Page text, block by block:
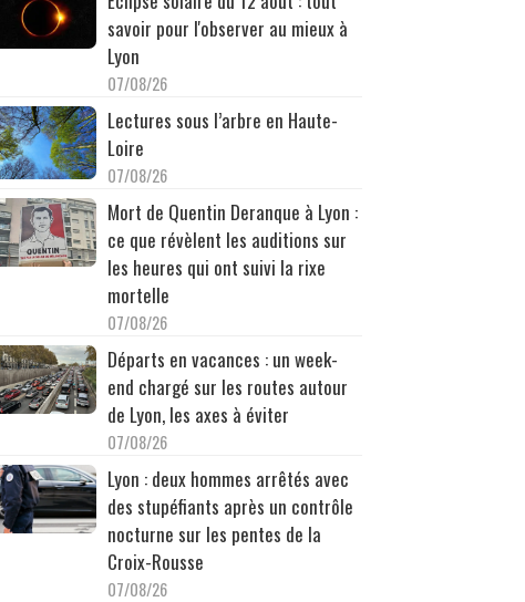
savoir pour l'observer au mieux à
Lyon
07/08/26
Lectures sous l’arbre en Haute-
Loire
07/08/26
Mort de Quentin Deranque à Lyon :
ce que révèlent les auditions sur
les heures qui ont suivi la rixe
mortelle
07/08/26
Départs en vacances : un week-
end chargé sur les routes autour
de Lyon, les axes à éviter
07/08/26
Lyon : deux hommes arrêtés avec
des stupéfiants après un contrôle
nocturne sur les pentes de la
Croix-Rousse
07/08/26